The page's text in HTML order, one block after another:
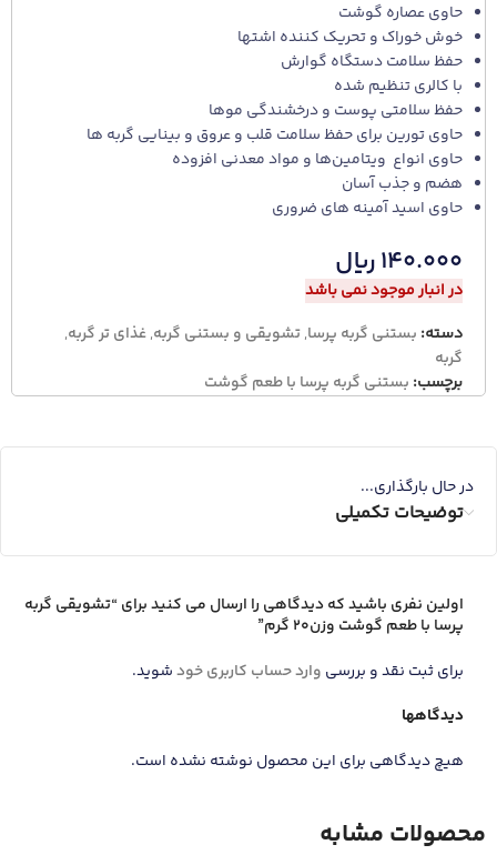
حاوی عصاره گوشت
خوش خوراک و تحریک کننده اشتها
حفظ سلامت دستگاه گوارش
با کالری تنظیم شده
حفظ سلامتی پوست و درخشندگی موها
حاوی تورین برای حفظ سلامت قلب و عروق و بینایی گربه ها
حاوی انواع ویتامین‌ها و مواد معدنی افزوده
هضم و جذب آسان
حاوی اسید آمینه های ضروری
۱۴۰.۰۰۰ریال
در انبار موجود نمی باشد
دسته: بستنی گربه پرسا,تشویقی و بستنی گربه,غذای تر گربه,
گربه
برچسب: بستنی گربه پرسا با طعم گوشت
در حال بارگذاری...
توضیحات تکمیلی
دیدگاهها
هیچ دیدگاهی برای این محصول نوشته نشده است.
اولین نفری باشید که دیدگاهی را ارسال می کنید برای “تشویقی گربه
پرسا با طعم گوشت وزن20 گرم”
برای ثبت نقد و بررسی وارد حساب کاربری خودشوید.
محصولات مشابه